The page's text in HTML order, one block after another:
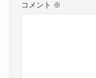
コメント ※